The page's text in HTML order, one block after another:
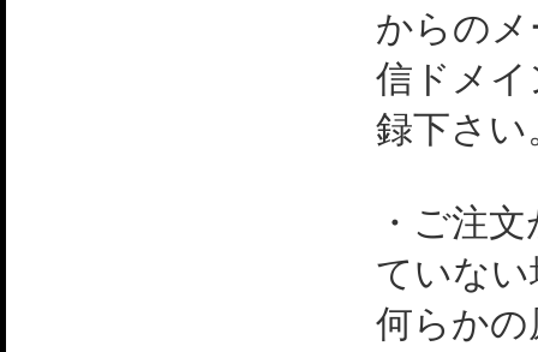
からの
信ドメ
録下さい
・ご注
ていない
何らか